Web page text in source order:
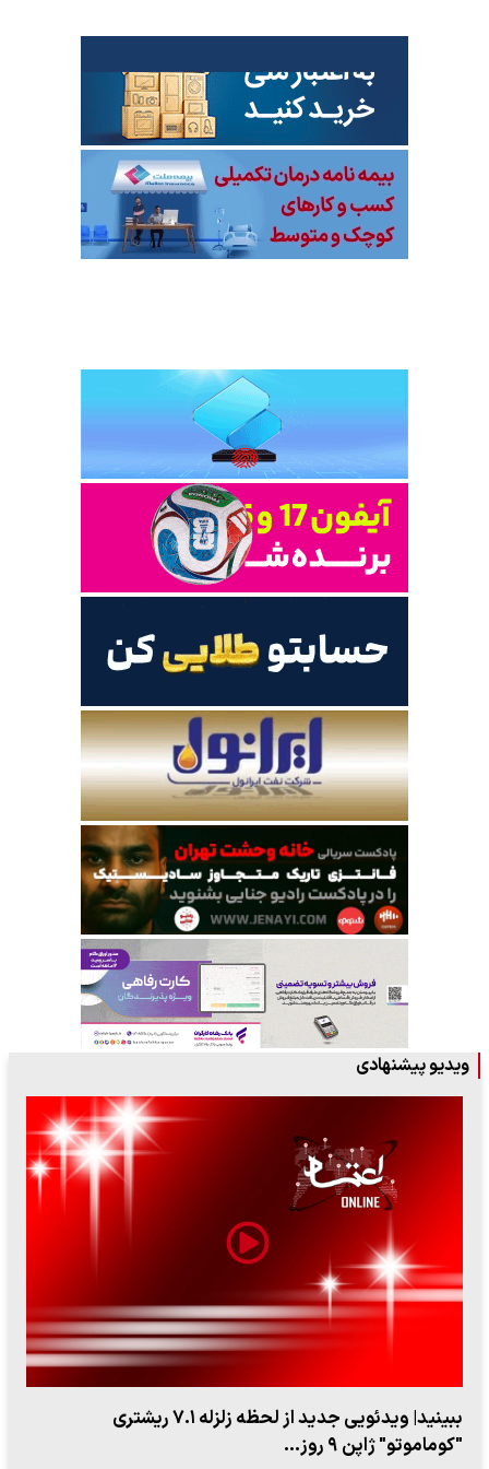
ویدیو پیشنهادی
ببینید| ویدئویی جدید از لحظه زلزله ۷.۱ ریشتری
"کوماموتو" ژاپن ۹ روز…